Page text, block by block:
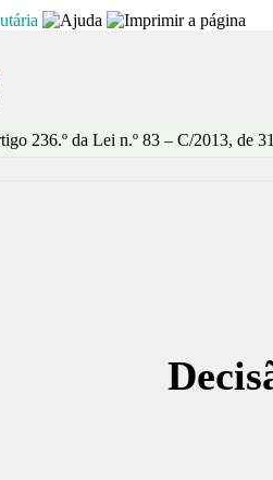
236.º da Lei n.º 83 – C/2013, de